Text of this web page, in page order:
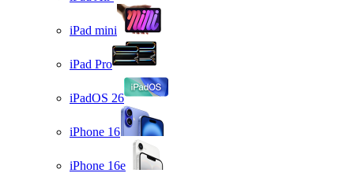
iPad mini
iPad Pro
iPadOS 26
iPhone 16
iPhone 16e